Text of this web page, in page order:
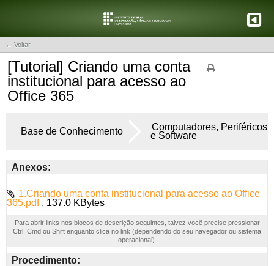
← Voltar
[Tutorial] Criando uma conta
institucional para acesso ao
Office 365
Base de Conhecimento
Computadores, Periféricos
e Software
Anexos:
1.Criando uma conta institucional para acesso ao Office
365.pdf , 137.0 KBytes
Para abrir links nos blocos de descrição seguintes, talvez você precise pressionar
Ctrl, Cmd ou Shift enquanto clica no link (dependendo do seu navegador ou sistema
operacional).
Procedimento: